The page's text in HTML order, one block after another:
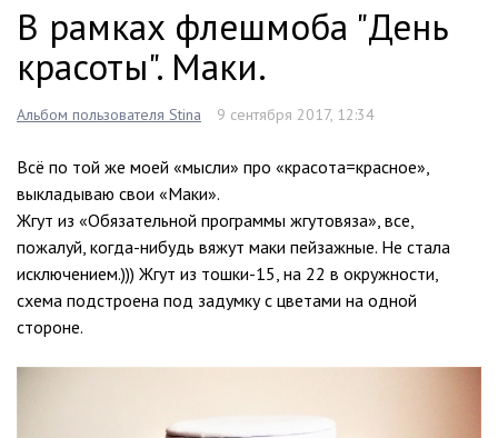
В рамках флешмоба "День
красоты". Маки.
Альбом пользователя Stina 9 сентября 2017, 12:34
Всё по той же моей «мысли» про «красота=красное»,
выкладываю свои «Маки».
Жгут из «Обязательной программы жгутовяза», все,
пожалуй, когда-нибудь вяжут маки пейзажные. Не стала
исключением.))) Жгут из тошки-15, на 22 в окружности,
схема подстроена под задумку с цветами на одной
стороне.